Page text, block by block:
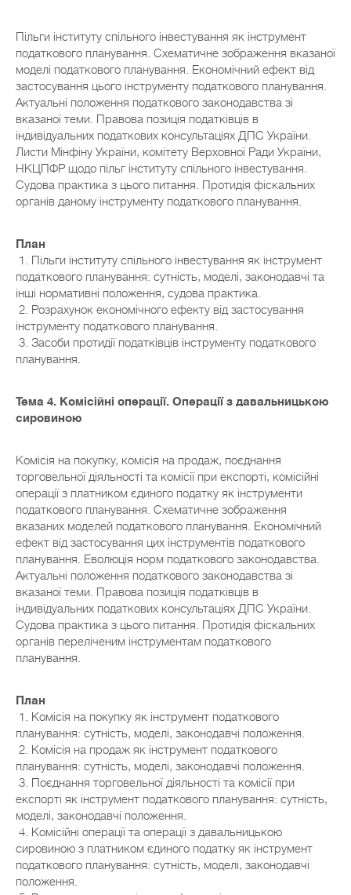
Пільги інституту спільного інвестування як інструмент
податкового планування. Схематичне зображення вказаної
моделі податкового планування. Економічний ефект від
застосування цього інструменту податкового планування.
Актуальні положення податкового законодавства зі
вказаної теми. Правова позиція податківців в
індивідуальних податкових консультаціях ДПС України.
Листи Мінфіну України, комітету Верховної Ради України,
НКЦПФР щодо пільг інституту спільного інвестування.
Судова практика з цього питання. Протидія фіскальних
органів даному інструменту податкового планування.
План
1. Пільги інституту спільного інвестування як інструмент
податкового планування: сутність, моделі, законодавчі та
інші нормативні положення, судова практика.
2. Розрахунок економічного ефекту від застосування
інструменту податкового планування.
3. Засоби протидії податківців інструменту податкового
планування.
Тема 4. Комісійні операції. Операції з давальницькою
сировиною
Комісія на покупку, комісія на продаж, поєднання
торговельної діяльності та комісії при експорті, комісійні
операції з платником єдиного податку як інструменти
податкового планування. Схематичне зображення
вказаних моделей податкового планування. Економічний
ефект від застосування цих інструментів податкового
планування. Еволюція норм податкового законодавства.
Актуальні положення податкового законодавства зі
вказаної теми. Правова позиція податківців в
індивідуальних податкових консультаціях ДПС України.
Судова практика з цього питання. Протидія фіскальних
органів переліченим інструментам податкового
планування.
План
1. Комісія на покупку як інструмент податкового
планування: сутність, моделі, законодавчі положення.
2. Комісія на продаж як інструмент податкового
планування: сутність, моделі, законодавчі положення.
3. Поєднання торговельної діяльності та комісії при
експорті як інструмент податкового планування: сутність,
моделі, законодавчі положення.
4. Комісійні операції та операції з давальницькою
сировиною з платником єдиного податку як інструмент
податкового планування: сутність, моделі, законодавчі
положення.